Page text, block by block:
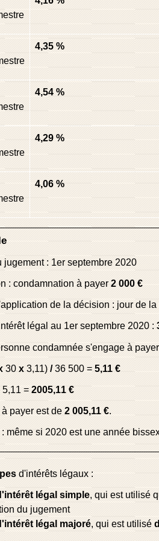
4,35 %
4,54 %
4,29 %
4,06 %
jugement : 1erseptembre 2020
: condamnation à payer2 000 €
de la décision : jour de
légal au 1erseptembre 2020 :
condamnée s'engage à
30x3,11)/36 500 =5,11 €
5,11 =2005,11 €
à payer est de2 005,11 €.
: même si 2020 est une année
d'intérêts légaux :
légal simple, qui est utilisé
du jugement
légal majoré, qui est utilisé